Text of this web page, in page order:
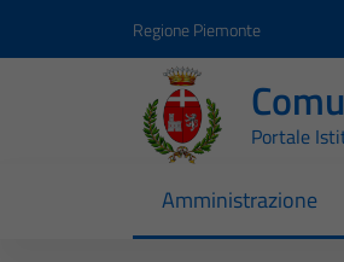
Regione Piemonte
Portale
Amministrazione